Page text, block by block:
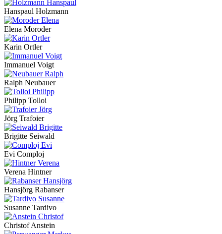
Hanspaul Holzmann
Elena Moroder
Karin Ortler
Immanuel Voigt
Ralph Neubauer
Philipp Tolloi
Jörg Trafoier
Brigitte Seiwald
Evi Comploj
Verena Hintner
Hansjörg Rabanser
Susanne Tardivo
Christof Anstein